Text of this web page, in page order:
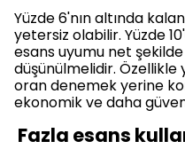
Yüzde 6'nın altında
yetersiz olabilir. Yüzde
esans uyumu net
düşünülmelidir.
oran denemek yerine
ekonomik ve daha
Fazla esans